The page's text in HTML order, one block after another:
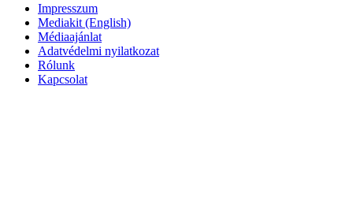
Impresszum
Mediakit (English)
Médiaajánlat
Adatvédelmi nyilatkozat
Rólunk
Kapcsolat